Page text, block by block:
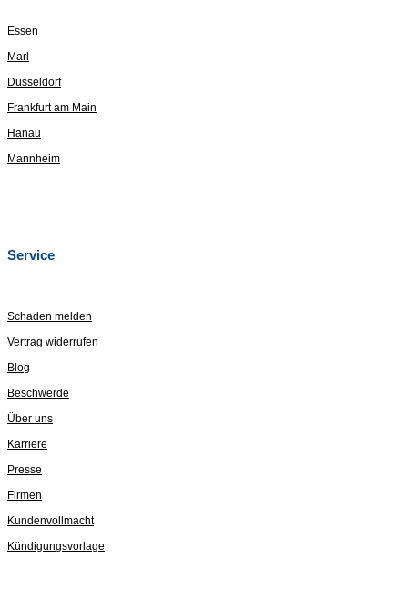
Essen
Marl
Düsseldorf
Frankfurt am Main
Hanau
Mannheim
Service
Schaden melden
Vertrag widerrufen
Blog
Beschwerde
Über uns
Karriere
Presse
Firmen
Kundenvollmacht
Kündigungsvorlage